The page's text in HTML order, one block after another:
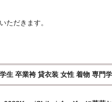
ただきます。
卒業袴 貸衣装 女性 着物 専門